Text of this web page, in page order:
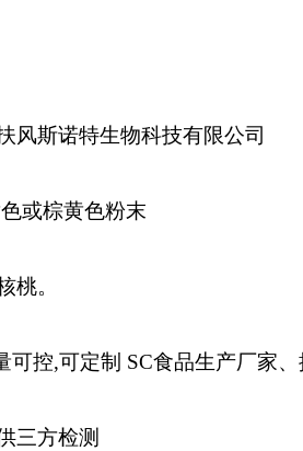
风斯诺特生物科技有限公司
或棕黄色粉末
桃。
可控,可定制 SC食品生产厂家
三方检测